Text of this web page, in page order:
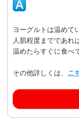
ヨーグルトは温めて
人肌程度までであれ
温めたらすぐに食べ
その他詳しくは、 こ